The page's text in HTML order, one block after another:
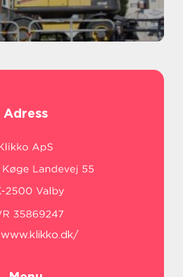
Adress
www.klikko.dk/